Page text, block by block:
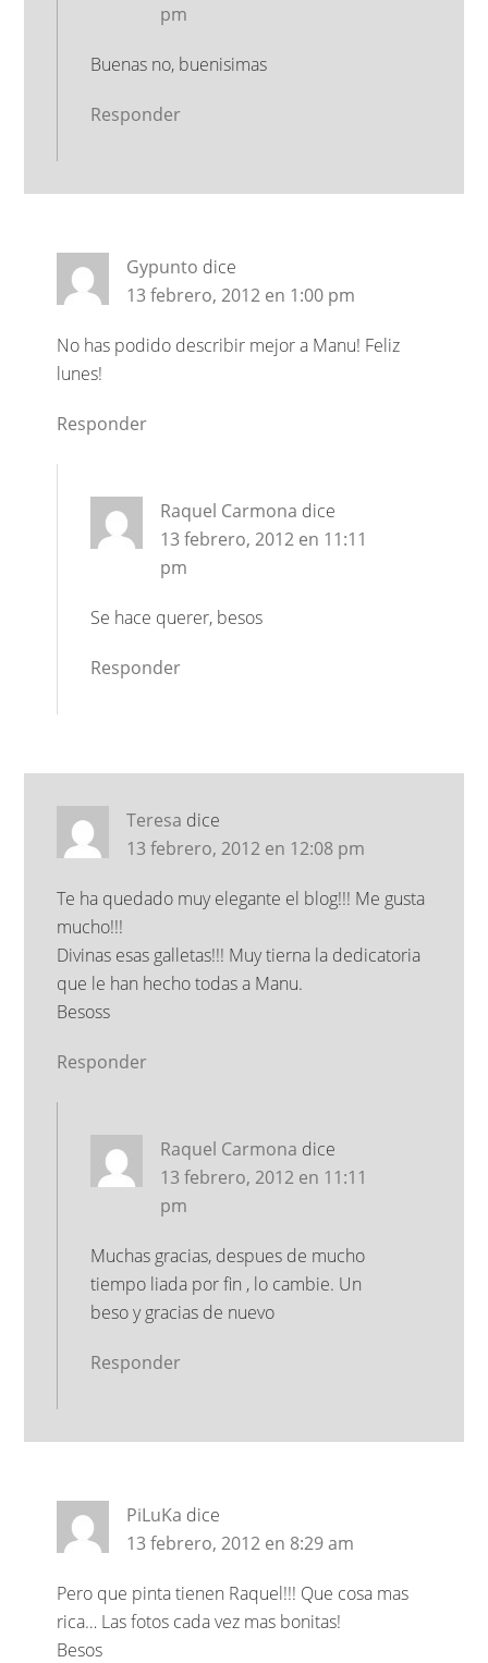
pm
Buenas no, buenisimas
Responder
Gypunto dice
13 febrero, 2012 en 1:00 pm
No has podido describir mejor a Manu! Feliz
lunes!
Responder
Raquel Carmona dice
13 febrero, 2012 en 11:11
pm
Se hace querer, besos
Responder
Teresa dice
13 febrero, 2012 en 12:08 pm
Te ha quedado muy elegante el blog!!! Me gusta
mucho!!!
Divinas esas galletas!!! Muy tierna la dedicatoria
que le han hecho todas a Manu.
Besoss
Responder
Raquel Carmona dice
13 febrero, 2012 en 11:11
pm
Muchas gracias, despues de mucho
tiempo liada por fin , lo cambie. Un
beso y gracias de nuevo
Responder
PiLuKa dice
13 febrero, 2012 en 8:29 am
Pero que pinta tienen Raquel!!! Que cosa mas
rica… Las fotos cada vez mas bonitas!
Besos